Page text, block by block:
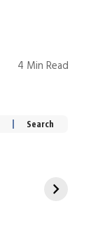
4 Min Read
एक कच्चे लहसुन